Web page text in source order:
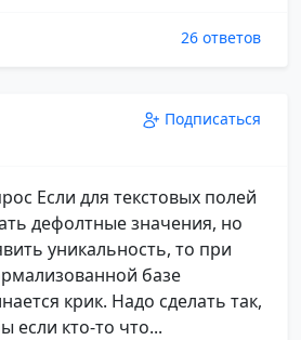
26 ответов
Подписаться
Если для текстовых полей
дефолтные значения, но
уникальность, то при
базе
крик. Надо сделать так,
если кто-то что...